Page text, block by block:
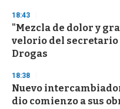
d
s
o
f
3
s
e
c
o
18:43
"Mezcla de dolor y
velorio del secretario
Drogas
18:38
Nuevo intercambiador
dio comienzo a sus